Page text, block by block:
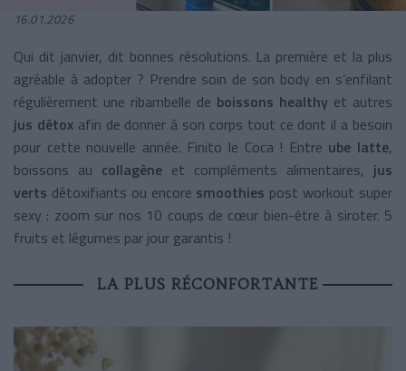
16.01.2026
Qui dit janvier, dit bonnes résolutions. La première et la plus
agréable à adopter ? Prendre soin de son body en s’enfilant
régulièrement une ribambelle de boissons healthy et autres
jus détox afin de donner à son corps tout ce dont il a besoin
pour cette nouvelle année. Finito le Coca ! Entre ube latte,
boissons au collagène et compléments alimentaires, jus
verts détoxifiants ou encore smoothies post workout super
sexy : zoom sur nos 10 coups de cœur bien-être à siroter. 5
fruits et légumes par jour garantis !
LA PLUS RÉCONFORTANTE